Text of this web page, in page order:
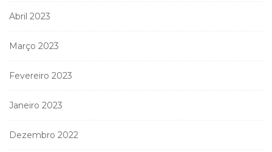
Abril 2023
Março 2023
Fevereiro 2023
Janeiro 2023
Dezembro 2022